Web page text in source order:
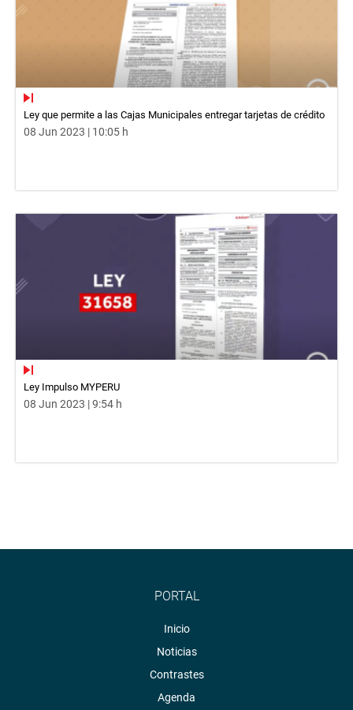
Ley que permite a las Cajas Municipales entregar tarjetas de crédito
08 Jun 2023 | 10:05 h
Ley Impulso MYPERU
08 Jun 2023 | 9:54 h
PORTAL
Inicio
Noticias
Contrastes
Agenda